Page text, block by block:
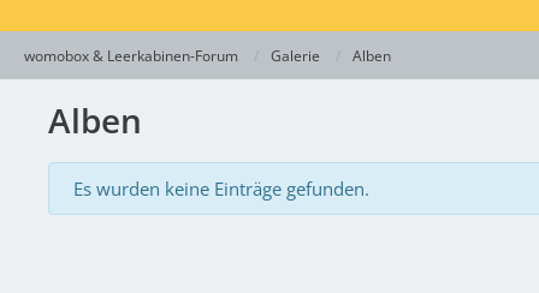
womobox & Leerkabinen-Forum Galerie Alben
Alben
Es wurden keine Einträge gefunden.